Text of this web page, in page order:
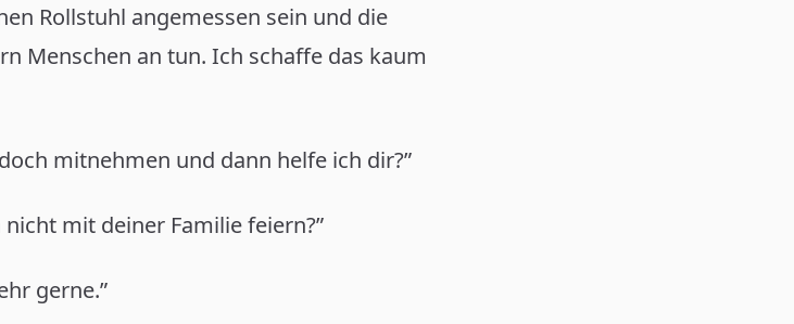
Rollstuhl angemessen sein und die
Menschen an tun. Ich schaffe das kaum
mitnehmen und dann helfe ich dir?”
mit deiner Familie feiern?”
gerne.”